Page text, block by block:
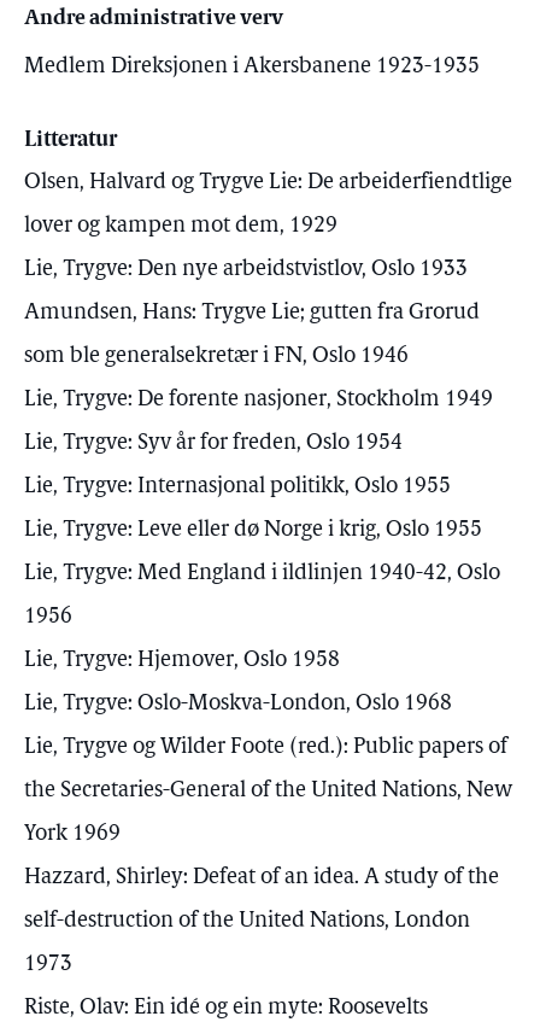
Andre administrative verv
Medlem Direksjonen i Akersbanene 1923-1935
Litteratur
Olsen, Halvard og Trygve Lie: De arbeiderfiendtlige
lover og kampen mot dem, 1929
Lie, Trygve: Den nye arbeidstvistlov, Oslo 1933
Amundsen, Hans: Trygve Lie; gutten fra Grorud
som ble generalsekretær i FN, Oslo 1946
Lie, Trygve: De forente nasjoner, Stockholm 1949
Lie, Trygve: Syv år for freden, Oslo 1954
Lie, Trygve: Internasjonal politikk, Oslo 1955
Lie, Trygve: Leve eller dø Norge i krig, Oslo 1955
Lie, Trygve: Med England i ildlinjen 1940-42, Oslo
1956
Lie, Trygve: Hjemover, Oslo 1958
Lie, Trygve: Oslo-Moskva-London, Oslo 1968
Lie, Trygve og Wilder Foote (red.): Public papers of
the Secretaries-General of the United Nations, New
York 1969
Hazzard, Shirley: Defeat of an idea. A study of the
self-destruction of the United Nations, London
1973
Riste, Olav: Ein idé og ein myte: Roosevelts